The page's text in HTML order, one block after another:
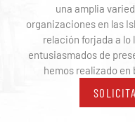
una amplia
organizaciones en las
relación forjada a lo
entusiasmados de
hemos realizado